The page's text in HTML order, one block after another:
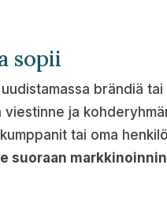
sopii
brändiä tai
ja
tai oma
suoraan markkinoinnin